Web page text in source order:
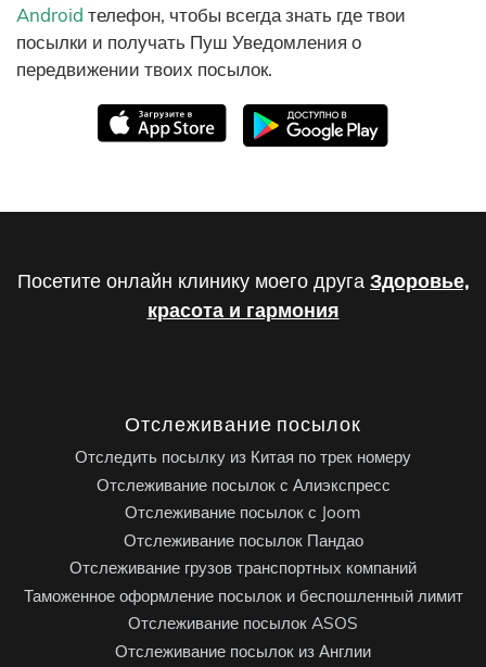
Android телефон, чтобы всегда знать где твои
посылки и получать Пуш Уведомления о
передвижении твоих посылок.
Посетите онлайн клинику моего друга Здоровье,
красота и гармония
Отслеживание посылок
Отследить посылку из Китая по трек номеру
Отслеживание посылок с Алиэкспресс
Отслеживание посылок с Joom
Отслеживание посылок Пандао
Отслеживание грузов транспортных компаний
Таможенное оформление посылок и беспошленный лимит
Отслеживание посылок ASOS
Отслеживание посылок из Англии